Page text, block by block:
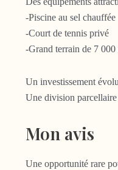
-Piscine au sel chauffée
-Court de tennis privé
-Grand terrain de 7 000
Un investissement
Une division parcellaire
Mon avis
Une opportunité rare